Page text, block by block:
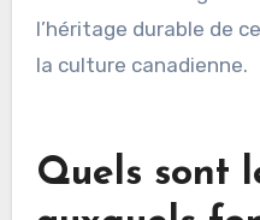
McKeachie offre des
clés et leurs
influence sur le
ces œuvres souligne